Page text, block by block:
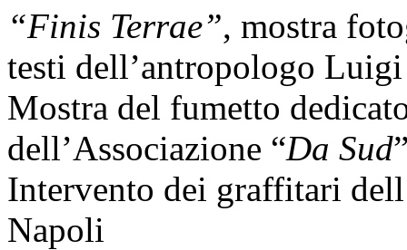
“Finis Terrae”, mostra
testi dell’antropologo
Mostra del fumetto
dell’Associazione “Da Sud
Intervento dei graffitari
Napoli